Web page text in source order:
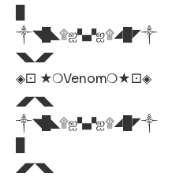
༒◥█◣۩ஐ▚▞ஐ۩◢█◤༒
◥◣◢◤
◈⚀ ★❍Venom❍★⚀◈
◢◤◥◣
༒◥█◣۩ஐ▚▞ஐ۩◢█◤༒
◢◤◥◣